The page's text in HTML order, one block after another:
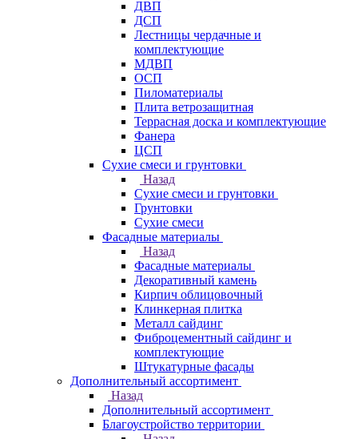
ДВП
ДСП
Лестницы чердачные и
комплектующие
МДВП
ОСП
Пиломатериалы
Плита ветрозащитная
Террасная доска и комплектующие
Фанера
ЦСП
Сухие смеси и грунтовки
Назад
Сухие смеси и грунтовки
Грунтовки
Сухие смеси
Фасадные материалы
Назад
Фасадные материалы
Декоративный камень
Кирпич облицовочный
Клинкерная плитка
Металл сайдинг
Фиброцементный сайдинг и
комплектующие
Штукатурные фасады
Дополнительный ассортимент
Назад
Дополнительный ассортимент
Благоустройство территории